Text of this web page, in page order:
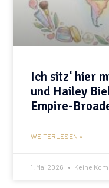
Ich sitz‘ hier
und Hailey
Empire-
WEITERLESEN »
1. Mai 2026 Keine